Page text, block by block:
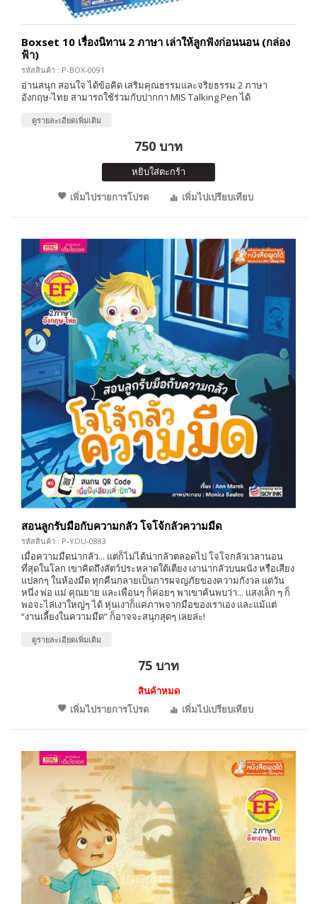
Boxset 10 เรื่องนิทาน 2 ภาษา เล่าให้ลูกฟังก่อนนอน (กล่อง
ฟ้า)
รหัสสินค้า : P-BOX-0091
อ่านสนุก สอนใจ ได้ข้อคิด เสริมคุณธรรมและจริยธรรม 2 ภาษา
อังกฤษ-ไทย สามารถใช้ร่วมกับปากกา MIS Talking Pen ได้
ดูรายละเอียดเพิ่มเติม
750 บาท
หยิบใส่ตะกร้า
เพิ่มไปรายการโปรด
เพิ่มไปเปรียบเทียบ
สอนลูกรับมือกับความกลัว โจโจ้กลัวความมืด
รหัสสินค้า : P-YOU-0883
เมื่อความมืดน่ากลัว... แต่ก็ไม่ได้น่ากลัวตลอดไป โจโจกลัวเวลานอน
ที่สุดในโลก เขาคิดถึงสัตว์ประหลาดใต้เตียง เงาน่ากลัวบนผนัง หรือเสียง
แปลกๆ ในห้องมืด ทุกคืนกลายเป็นการผจญภัยของความกังวล แต่วัน
หนึ่ง พ่อ แม่ คุณยาย และเพื่อนๆ ก็ค่อยๆ พาเขาค้นพบว่า... แสงเล็ก ๆ ก็
พอจะไล่เงาใหญ่ๆ ได้ หุ่นเงาก็แค่ภาพจากมือของเราเอง และแม้แต่
“งานเลี้ยงในความมืด” ก็อาจจะสนุกสุดๆ เลยล่ะ!
ดูรายละเอียดเพิ่มเติม
75 บาท
สินค้าหมด
เพิ่มไปรายการโปรด
เพิ่มไปเปรียบเทียบ